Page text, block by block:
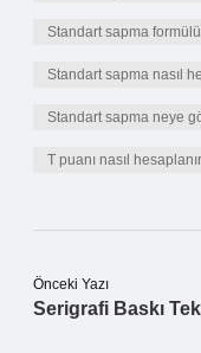
Standart sapma
Standart sapma nasıl
Standart sapma neye
T puanı nasıl hesaplanır
Önceki Yazı
Serigrafi Baskı